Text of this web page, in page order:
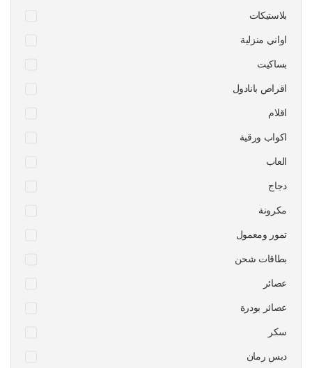
بلاستيكات
اواني منزلية
بساكيت
اقراص بانادول
اقلام
اكواب ورقية
العاب
دجاج
مكرونة
تمور ومعمول
بطاقات شحن
عصائر
عصائر بودرة
سكر
دبس رمان